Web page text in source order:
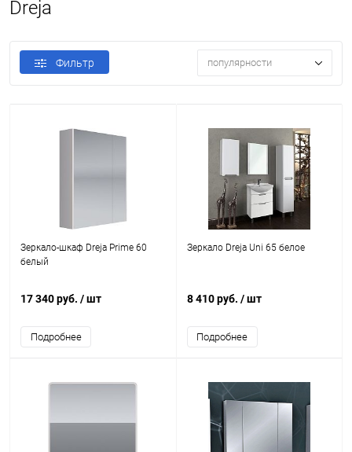
Dreja
Фильтр популярности
Зеркало-шкаф Dreja Prime 60
белый
17 340 руб. / шт
Подробнее
Зеркало Dreja Uni 65 белое
8 410 руб. / шт
Подробнее